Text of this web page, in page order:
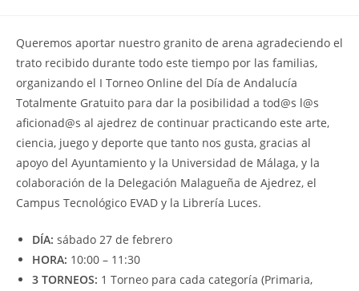
entrada:
Queremos aportar nuestro granito de arena agradeciendo el
trato recibido durante todo este tiempo por las familias,
organizando el I Torneo Online del Día de Andalucía
Totalmente Gratuito para dar la posibilidad a tod@s l@s
aficionad@s al ajedrez de continuar practicando este arte,
ciencia, juego y deporte que tanto nos gusta, gracias al
apoyo del Ayuntamiento y la Universidad de Málaga, y la
colaboración de la Delegación Malagueña de Ajedrez, el
Campus Tecnológico EVAD y la Librería Luces.
DÍA: sábado 27 de febrero
HORA: 10:00 – 11:30
3 TORNEOS: 1 Torneo para cada categoría (Primaria,